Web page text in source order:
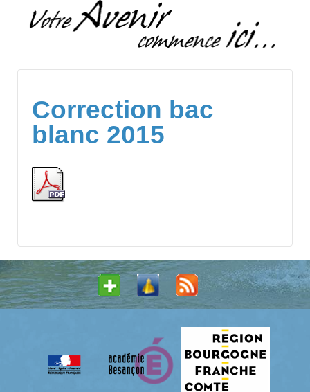
Correction bac
blanc 2015